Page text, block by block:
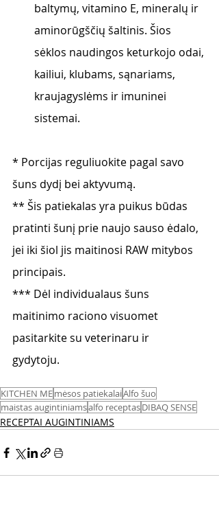
baltymų, vitamino E, mineralų ir
aminorūgščių šaltinis. Šios
sėklos naudingos keturkojo odai,
kailiui, klubams, sąnariams,
kraujagyslėms ir imuninei
sistemai.
* Porcijas reguliuokite pagal savo
šuns dydį bei aktyvumą.
** Šis patiekalas yra puikus būdas
pratinti šunį prie naujo sauso ėdalo,
jei iki šiol jis maitinosi RAW mitybos
principais.
*** Dėl individualaus šuns
maitinimo raciono visuomet
pasitarkite su veterinaru ir
gydytoju.
KITCHEN MEmėsos patiekalaiAlfo šuo
maistas augintiniamsalfo receptasDIBAQ SENSE
RECEPTAI AUGINTINIAMS